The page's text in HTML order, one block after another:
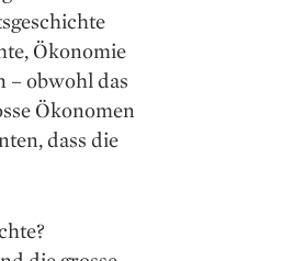
Ökonomie
– obwohl das
Ökonomen
dass die